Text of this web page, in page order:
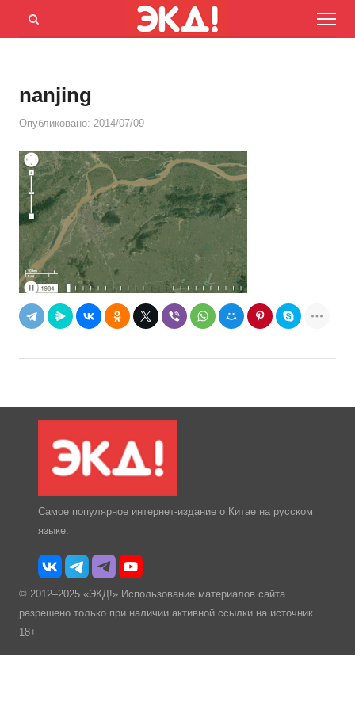
Menu
Открыть
nanjing
Опубликовано: 2014/07/09
Самое популярное интернет-издание о Китае на русском
языке.
© 2012–2025 «ЭКД!» Использование материалов сайта
разрешено только при наличии активной ссылки на источник.
18+